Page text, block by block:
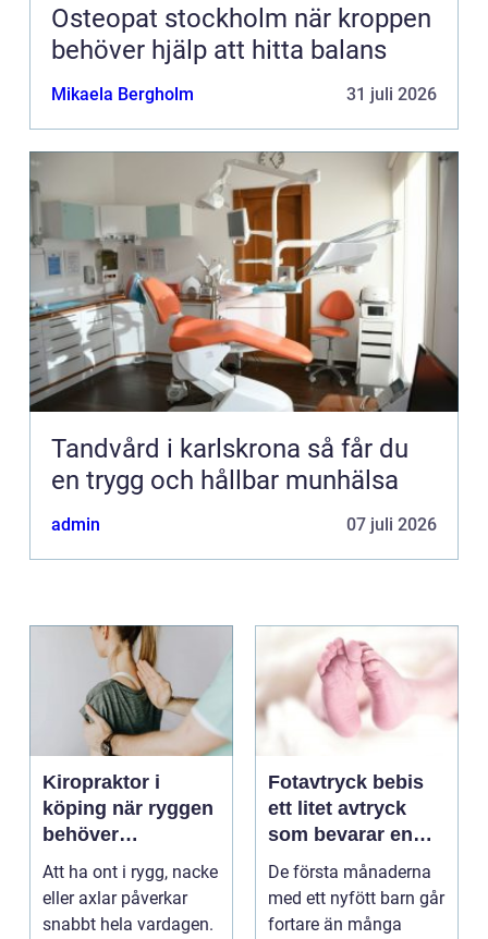
Osteopat stockholm när kroppen
behöver hjälp att hitta balans
Mikaela Bergholm 31 juli 2026
Tandvård i karlskrona så får du
en trygg och hållbar munhälsa
admin 07 juli 2026
Kiropraktor i
köping när ryggen
behöver
professionell hjälp
Att ha ont i rygg, nacke
eller axlar påverkar
snabbt hela vardagen.
Fotavtryck bebis
ett litet avtryck
som bevarar en
stor stund
De första månaderna
med ett nyfött barn går
fortare än många